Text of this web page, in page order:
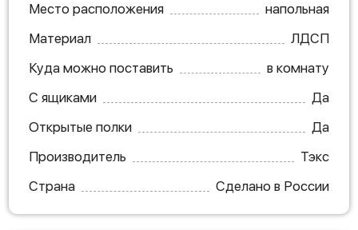
Место расположения
напольная
Материал
ЛДСП
Куда можно поставить
в комнату
С ящиками
Да
Открытые полки
Да
Производитель
Тэкс
Страна
Сделано в России